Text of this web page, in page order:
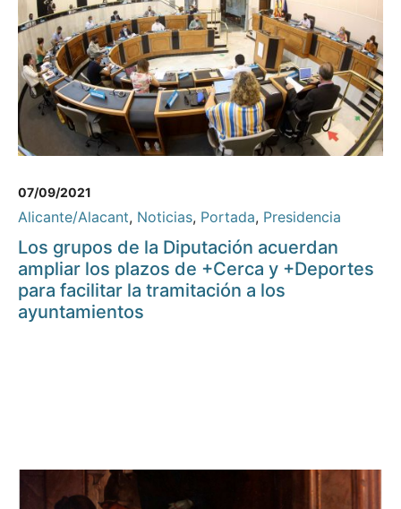
07/09/2021
Alicante/Alacant, Noticias, Portada, Presidencia
Los grupos de la Diputación acuerdan
ampliar los plazos de +Cerca y +Deportes
para facilitar la tramitación a los
ayuntamientos